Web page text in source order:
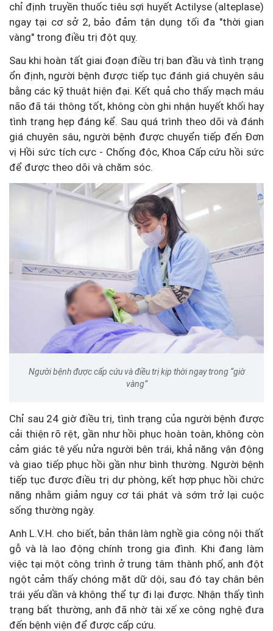
chỉ định truyền thuốc tiêu sợi huyết Actilyse (alteplase)
ngay tại cơ sở 2, bảo đảm tận dụng tối đa "thời gian
vàng" trong điều trị đột quỵ.
Sau khi hoàn tất giai đoạn điều trị ban đầu và tình trạng
ổn định, người bệnh được tiếp tục đánh giá chuyên sâu
bằng các kỹ thuật hiện đại. Kết quả cho thấy mạch máu
não đã tái thông tốt, không còn ghi nhận huyết khối hay
tình trạng hẹp đáng kể. Sau quá trình theo dõi và đánh
giá chuyên sâu, người bệnh được chuyển tiếp đến Đơn
vị Hồi sức tích cực - Chống độc, Khoa Cấp cứu hồi sức
để được theo dõi và chăm sóc.
Người bệnh được cấp cứu và điều trị kịp thời ngay trong “giờ
vàng”
Chỉ sau 24 giờ điều trị, tình trạng của người bệnh được
cải thiện rõ rệt, gần như hồi phục hoàn toàn, không còn
cảm giác tê yếu nửa người bên trái, khả năng vận động
và giao tiếp phục hồi gần như bình thường. Người bệnh
tiếp tục được điều trị dự phòng, kết hợp phục hồi chức
năng nhằm giảm nguy cơ tái phát và sớm trở lại cuộc
sống thường ngày.
Anh L.V.H. cho biết, bản thân làm nghề gia công nội thất
gỗ và là lao động chính trong gia đình. Khi đang làm
việc tại một công trình ở trung tâm thành phố, anh đột
ngột cảm thấy chóng mặt dữ dội, sau đó tay chân bên
trái yếu dần và không thể tự đi lại được. Nhận thấy tình
trạng bất thường, anh đã nhờ tài xế xe công nghệ đưa
đến bệnh viện để được cấp cứu.